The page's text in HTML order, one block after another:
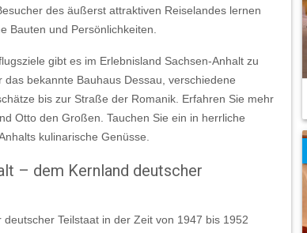
des äußerst attraktiven Reiselandes lernen
Bauten und Persönlichkeiten.
gibt es im Erlebnisland Sachsen-Anhalt zu
bekannte Bauhaus Dessau, verschiedene
bis zur Straße der Romanik. Erfahren Sie mehr
Otto den Großen. Tauchen Sie ein in herrliche
kulinarische Genüsse.
– dem Kernland deutscher
Teilstaat in der Zeit von 1947 bis 1952